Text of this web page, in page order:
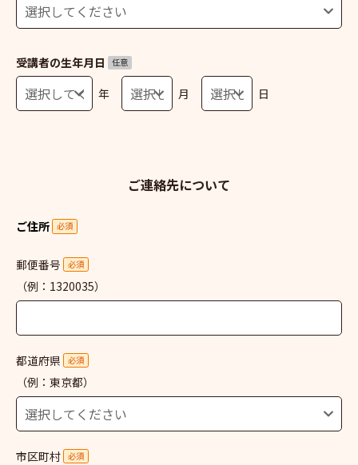
受講者の生年月日 任意
年 月 日
ご連絡先について
ご住所 必須
郵便番号 必須
（例：1320035）
都道府県 必須
（例：東京都）
市区町村 必須